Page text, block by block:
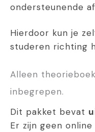
ondersteunende
Hierdoor kun je
studeren richting
Alleen
inbegrepen.
Dit pakket bevat
Er zijn geen